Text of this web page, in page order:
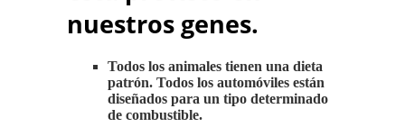
nuestros genes.
Todos los animales tienen una dieta
patrón. Todos los automóviles están
diseñados para un tipo determinado
de combustible.